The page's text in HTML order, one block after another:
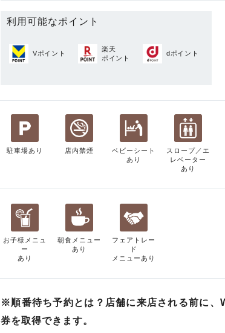
利用可能なポイント
Vポイント
楽天
ポイント
dポイント
駐車場あり 店内禁煙
ベビーシート
あり
スロープ／エ
レベーター
あり
お子様メニュ
ー
あり
朝食メニュー
あり
フェアトレー
ド
メニューあり
※順番待ち予約とは？店舗に来店される前に、
券を取得できます。